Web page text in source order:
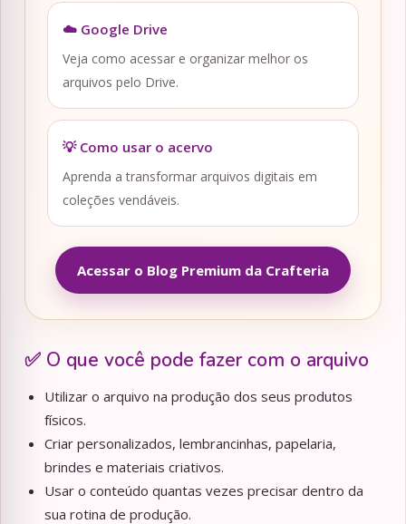
☁️ Google Drive
Veja como acessar e organizar melhor os
arquivos pelo Drive.
💡 Como usar o acervo
Aprenda a transformar arquivos digitais em
coleções vendáveis.
Acessar o Blog Premium da Crafteria
✅ O que você pode fazer com o arquivo
Utilizar o arquivo na produção dos seus produtos
físicos.
Criar personalizados, lembrancinhas, papelaria,
brindes e materiais criativos.
Usar o conteúdo quantas vezes precisar dentro da
sua rotina de produção.